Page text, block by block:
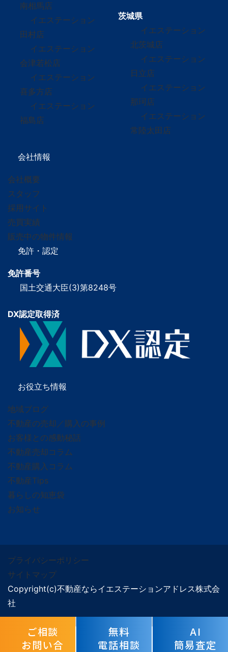
南相馬店
イエステーション
田村店
イエステーション
会津若松店
イエステーション
喜多方店
イエステーション
福島店
茨城県
イエステーション
北茨城店
イエステーション
日立店
イエステーション
那珂店
イエステーション
常陸太田店
会社情報
会社概要
スタッフ
採用サイト
売買実績
販売中の物件情報
免許・認定
免許番号
国土交通大臣(3)第8248号
DX認定取得済
お役立ち情報
地域ブログ
不動産の売却／購入の事例
お客様との感動秘話
不動産売却コラム
不動産購入コラム
不動産Tips
暮らしの知恵袋
お知らせ
プライバシーポリシー
サイトマップ
Copyright(c)不動産ならイエステーションアドレス株式会
社
ご相談
お問い合
無料
電話相談
AI
簡易査定